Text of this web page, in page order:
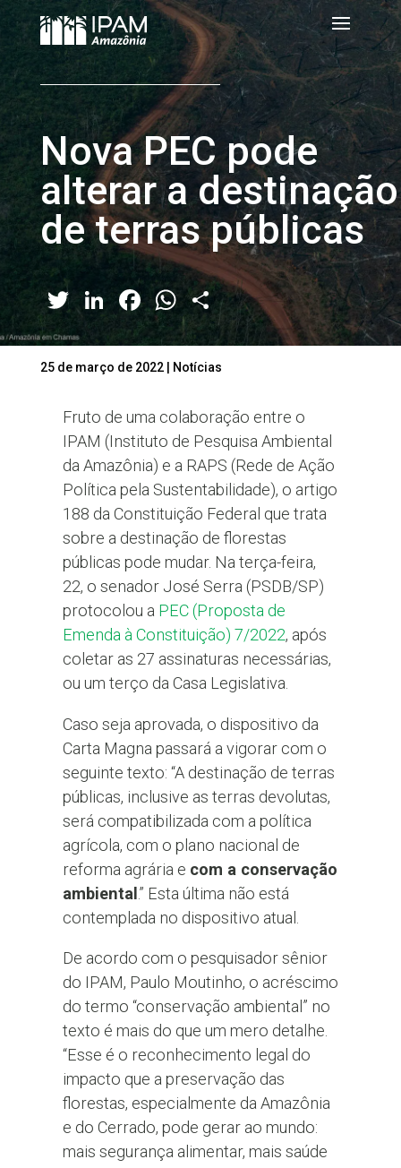
Nova PEC pode
alterar a destinação
de terras públicas
Twitter
LinkedIn
Facebook
WhatsApp
Share
25 de março de 2022| Notícias
Fruto de uma colaboração entre o
IPAM (Instituto de Pesquisa Ambiental
da Amazônia) e a RAPS (Rede de Ação
Política pela Sustentabilidade), o artigo
188 da Constituição Federal que trata
sobre a destinação de florestas
públicas pode mudar. Na terça-feira,
22, o senador José Serra (PSDB/SP)
protocolou a PEC (Proposta de
Emenda à Constituição) 7/2022, após
coletar as 27 assinaturas necessárias,
ou um terço da Casa Legislativa.
Caso seja aprovada, o dispositivo da
Carta Magna passará a vigorar com o
seguinte texto: “A destinação de terras
públicas, inclusive as terras devolutas,
será compatibilizada com a política
agrícola, com o plano nacional de
reforma agrária e com a conservação
ambiental.” Esta última não está
contemplada no dispositivo atual.
De acordo com o pesquisador sênior
do IPAM, Paulo Moutinho, o acréscimo
do termo “conservação ambiental” no
texto é mais do que um mero detalhe.
“Esse é o reconhecimento legal do
impacto que a preservação das
florestas, especialmente da Amazônia
e do Cerrado, pode gerar ao mundo:
mais segurança alimentar, mais saúde